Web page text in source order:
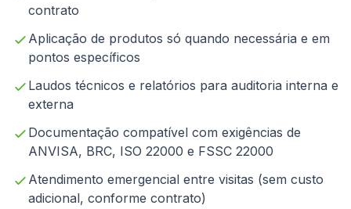
contrato
Aplicação de produtos só quando necessária e em
pontos específicos
Laudos técnicos e relatórios para auditoria interna e
externa
Documentação compatível com exigências de
ANVISA, BRC, ISO 22000 e FSSC 22000
Atendimento emergencial entre visitas (sem custo
adicional, conforme contrato)